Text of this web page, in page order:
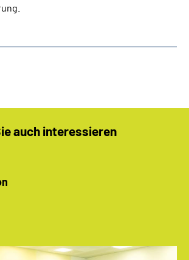
auch interessieren